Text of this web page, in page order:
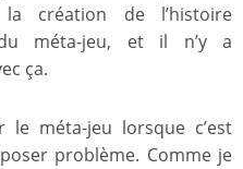
création de l’histoire
méta-jeu, et il n’y a
ça.
méta-jeu lorsque c’est
problème. Comme je